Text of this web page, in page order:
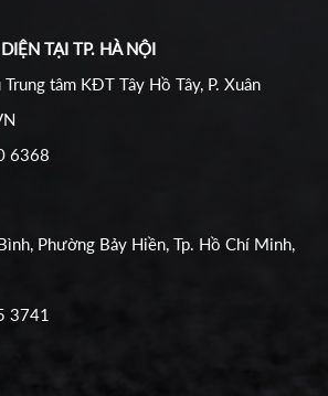
TẠI TP. HÀ NỘI
tâm KĐT Tây Hồ Tây, P. Xuân
6368
Phường Bảy Hiền, Tp. Hồ Chí Minh,
3741